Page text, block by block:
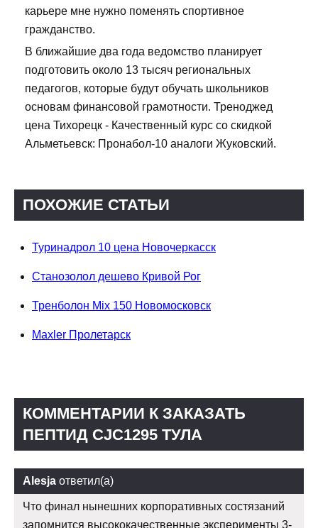
карьере мне нужно поменять спортивное
гражданство.
В ближайшие два года ведомство планирует
подготовить около 13 тысяч региональных
педагогов, которые будут обучать школьников
основам финансовой грамотности. Треноджед
цена Тихорецк - Качественный курс со скидкой
Альметьевск: Пронабол-10 аналоги Жуковский.
ПОХОЖИЕ СТАТЬИ
Туринадрол 10 цена Новочеркасск
Станозолол дешево Кривой Рог
Тренболон Mix 150 Новомосковск
Maxler Пролетарск
КОММЕНТАРИИ К ЗАКАЗАТЬ
ПЕПТИД CJC1295 ТУЛА
Alesja ответил(а)
Что финал нынешних корпоративных состязаний
запомнится высококачественные эксперименты 3-